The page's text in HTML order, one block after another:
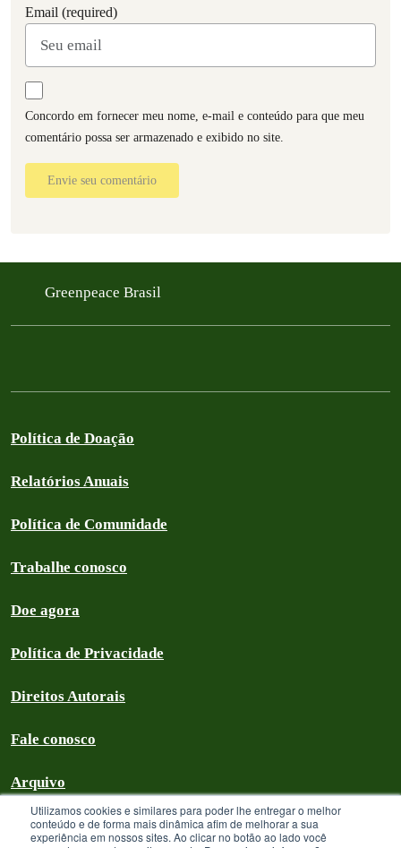
Utilizamos cookies e similares para poder lhe entregar o melhor
conteúdo e de forma mais dinâmica afim de melhorar a sua
experiência em nossos sites. Ao clicar no botão ao lado você
Email (required)
Concordo em fornecer meu nome, e-mail e conteúdo para que meu
comentário possa ser armazenado e exibido no site.
Envie seu comentário
Greenpeace Brasil
Política de Doação
Relatórios Anuais
Política de Comunidade
Trabalhe conosco
Doe agora
Política de Privacidade
Direitos Autorais
Fale conosco
Arquivo